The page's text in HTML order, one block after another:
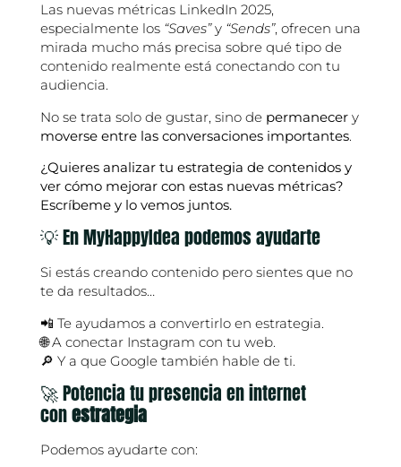
Las nuevas métricas LinkedIn 2025,
especialmente los “Saves”y “Sends”, ofrecen una
mirada mucho más precisa sobre qué tipo de
contenido realmente está conectando con tu
audiencia.
No se trata solo de gustar, sino de permanecery
moverse entre las conversaciones importantes.
¿Quieres analizar tu estrategia de contenidos y
ver cómo mejorar con estas nuevas métricas?
Escríbeme y lo vemos juntos.
💡 En MyHappyIdea podemos ayudarte
Si estás creando contenido pero sientes que no
te da resultados…
📲 Te ayudamos a convertirlo en estrategia.
🌐 A conectar Instagram con tu web.
🔎 Y a que Google también hable de ti.
🚀 Potencia tu presencia en internet
conestrategia
Podemos ayudarte con: